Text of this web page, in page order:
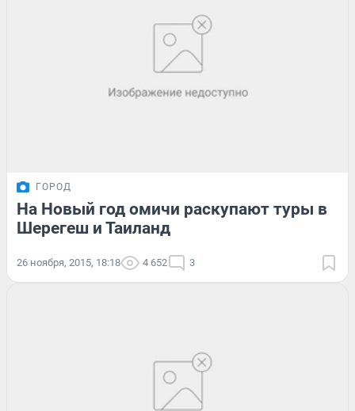
ГОРОД
На Новый год омичи раскупают туры в
Шерегеш и Таиланд
26 ноября, 2015, 18:18 4 652 3